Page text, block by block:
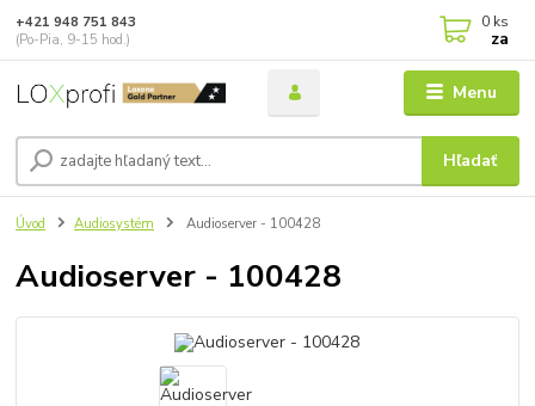
Menu
Hľadať
+421 948 751 843
(Po-Pia, 9-15 hod.)
0 ks
za
Úvod Audiosystém Audioserver - 100428
Audioserver - 100428